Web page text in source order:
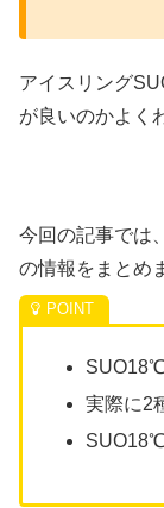
アイスリング
が良いのかよく
今回の記事では
の情報をまとめ
実際に2